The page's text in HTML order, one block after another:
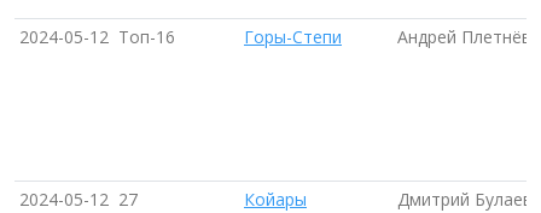
2024-05-12 Топ-16 Горы-Степи Андрей Плетнёв
2024-05-12 27 Койары Дмитрий Булаев